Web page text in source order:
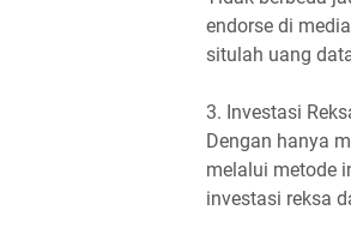
endorse di
situlah uang
3. Investasi
Dengan hanya
melalui metode
investasi reksa